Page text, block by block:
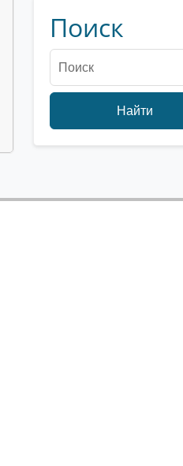
Поиск
Найти